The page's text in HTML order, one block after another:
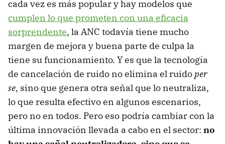
cada vez es más popular y hay modelos que
cumplen lo que prometen con una eficacia
sorprendente, la ANC todavía tiene mucho
margen de mejora y buena parte de culpa la
tiene su funcionamiento. Y es que la tecnología
de cancelación de ruido no elimina el ruidoper
se, sino que genera otra señal que lo neutraliza,
lo que resulta efectivo en algunos escenarios,
pero no en todos. Pero eso podría cambiar con la
última innovación llevada a cabo en el sector: no